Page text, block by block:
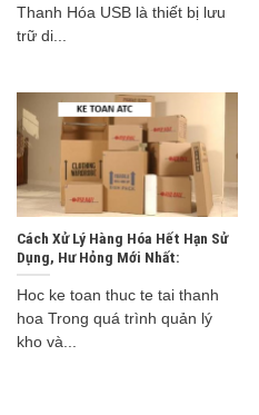
Thanh Hóa USB là thiết bị lưu
trữ di...
Cách Xử Lý Hàng Hóa Hết Hạn Sử
Dụng, Hư Hỏng Mới Nhất:
Hoc ke toan thuc te tai thanh
hoa Trong quá trình quản lý
kho và...